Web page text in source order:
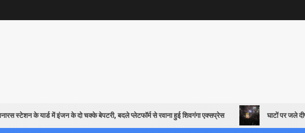
यार्ड में इंजन के दो चक्के बेपटरी, बदले प्लेटफॉर्म से रवाना हुई शिवगंगा एक्सप्रेस घाटों पर जले दीप, निकली